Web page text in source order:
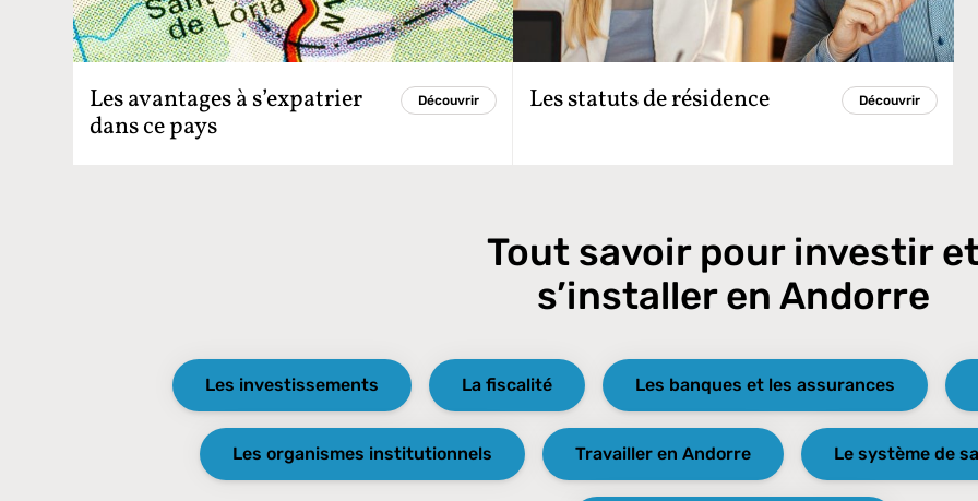
Les avantages à s’expatrier
dans ce pays
Découvrir Les statuts de résidence Découvrir
Tout savoir pour investir
s’installer en Andorre
Les investissements La fiscalité Les banques et les assurances
Les organismes institutionnels Travailler en Andorre Le système de